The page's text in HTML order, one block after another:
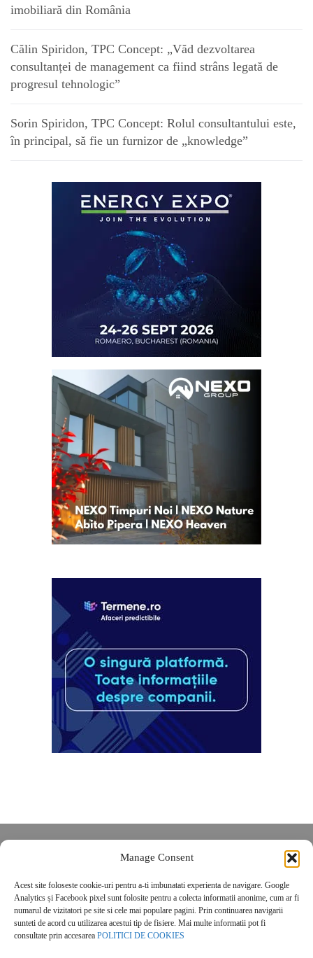
Manage Consent
Acest site foloseste cookie-uri pentru a-ti imbunatati experienta de navigare. Google
Analytics și Facebook pixel sunt folosite pentru a colecta informatii anonime, cum ar fi
numarul de vizitatori pe site si cele mai populare pagini. Prin continuarea navigarii
sunteti de acord cu utilizarea acestui tip de fisiere. Mai multe informatii pot fi
consultate prin accesarea POLITICI DE COOKIES
imobiliară din România
Călin Spiridon, TPC Concept: „Văd dezvoltarea
consultanței de management ca fiind strâns legată de
progresul tehnologic”
Sorin Spiridon, TPC Concept: Rolul consultantului este,
în principal, să fie un furnizor de „knowledge”
POLITICĂ DE CONFIDENȚIALITATE
Politica de cookies